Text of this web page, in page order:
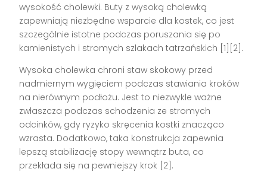
wysokość cholewki. Buty z wysoką cholewką
zapewniają niezbędne wsparcie dla kostek, co jest
szczególnie istotne podczas poruszania się po
kamienistych i stromych szlakach tatrzańskich [1][2].
Wysoka cholewka chroni staw skokowy przed
nadmiernym wygięciem podczas stawiania kroków
na nierównym podłożu. Jest to niezwykle ważne
zwłaszcza podczas schodzenia ze stromych
odcinków, gdy ryzyko skręcenia kostki znacząco
wzrasta. Dodatkowo, taka konstrukcja zapewnia
lepszą stabilizację stopy wewnątrz buta, co
przekłada się na pewniejszy krok [2].